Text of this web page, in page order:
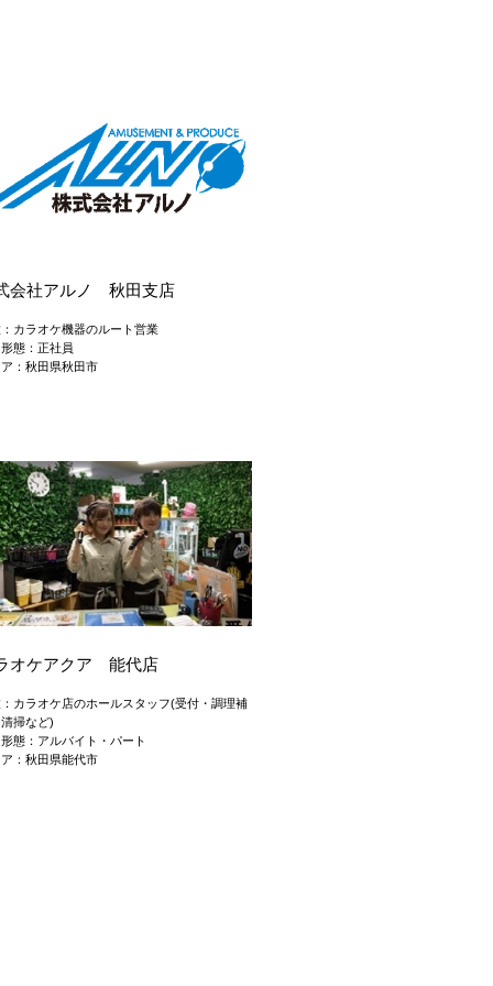
会社アルノ 秋田支店
カラオケ機器のルート営業
態：正社員
：秋田県秋田市
オケアクア 能代店
カラオケ店のホールスタッフ(受付・調理補
掃など)
態：アルバイト・パート
：秋田県能代市